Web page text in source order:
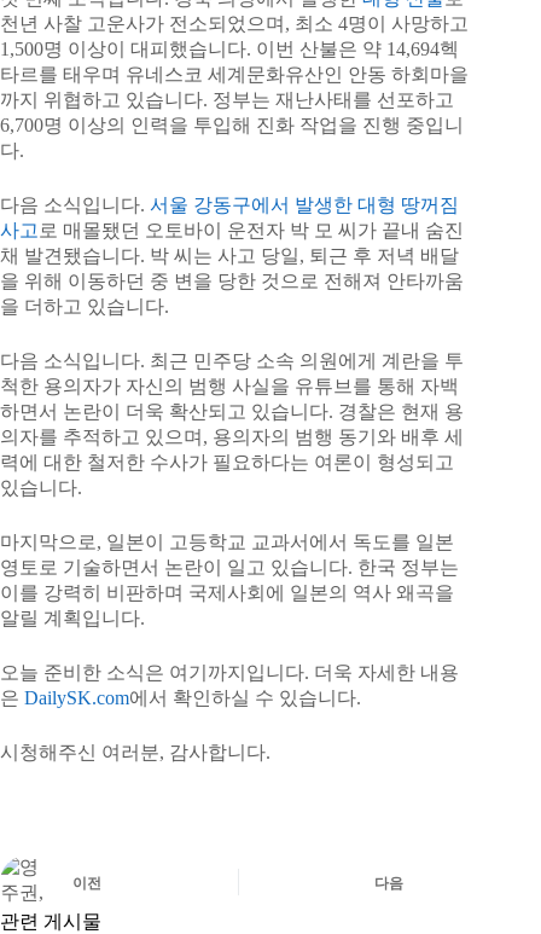
천년 사찰 고운사가 전소되었으며, 최소 4명이 사망하고
1,500명 이상이 대피했습니다. 이번 산불은 약 14,694헥
타르를 태우며 유네스코 세계문화유산인 안동 하회마을
까지 위협하고 있습니다. 정부는 재난사태를 선포하고
6,700명 이상의 인력을 투입해 진화 작업을 진행 중입니
다.
다음 소식입니다. 서울 강동구에서 발생한 대형 땅꺼짐
사고 로 매몰됐던 오토바이 운전자 박 모 씨가 끝내 숨진
채 발견됐습니다. 박 씨는 사고 당일, 퇴근 후 저녁 배달
을 위해 이동하던 중 변을 당한 것으로 전해져 안타까움
을 더하고 있습니다.
다음 소식입니다. 최근 민주당 소속 의원에게 계란을 투
척한 용의자가 자신의 범행 사실을 유튜브를 통해 자백
하면서 논란이 더욱 확산되고 있습니다. 경찰은 현재 용
의자를 추적하고 있으며, 용의자의 범행 동기와 배후 세
력에 대한 철저한 수사가 필요하다는 여론이 형성되고
있습니다.
마지막으로, 일본이 고등학교 교과서에서 독도를 일본
영토로 기술하면서 논란이 일고 있습니다. 한국 정부는
이를 강력히 비판하며 국제사회에 일본의 역사 왜곡을
알릴 계획입니다.
오늘 준비한 소식은 여기까지입니다. 더욱 자세한 내용
은 DailySK.com에서 확인하실 수 있습니다.
시청해주신 여러분, 감사합니다.
이전 다음
관련 게시물